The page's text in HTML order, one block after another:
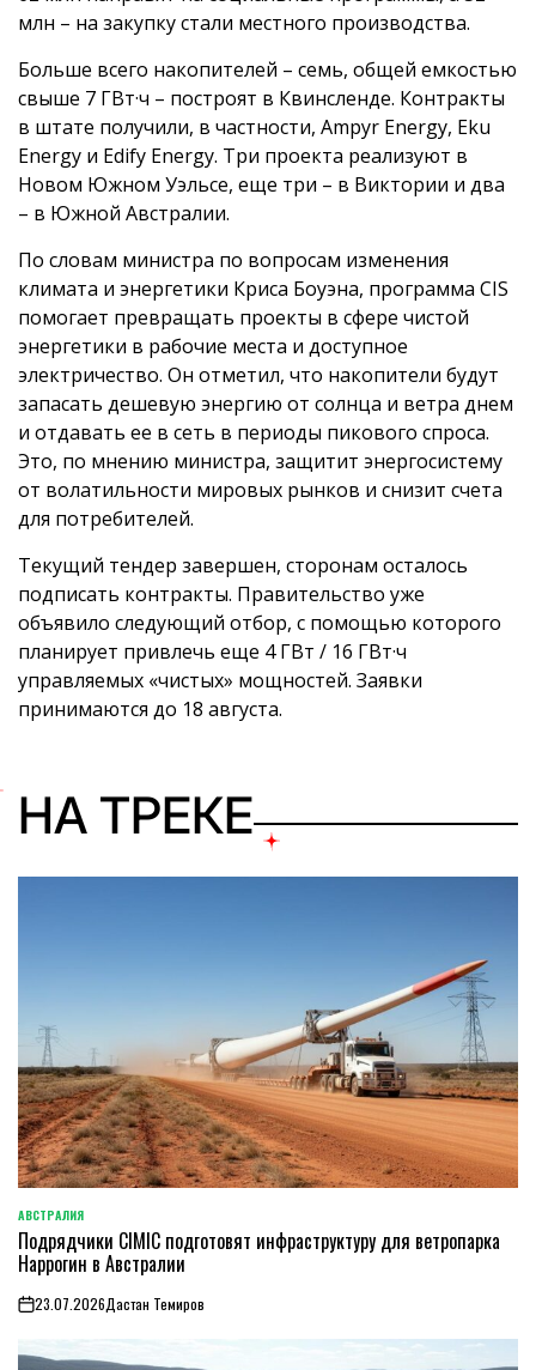
млн – на закупку стали местного производства.
Больше всего накопителей – семь, общей емкостью
свыше 7 ГВт·ч – построят в Квинсленде. Контракты
в штате получили, в частности, Ampyr Energy, Eku
Energy и Edify Energy. Три проекта реализуют в
Новом Южном Уэльсе, еще три – в Виктории и два
– в Южной Австралии.
По словам министра по вопросам изменения
климата и энергетики Криса Боуэна, программа CIS
помогает превращать проекты в сфере чистой
энергетики в рабочие места и доступное
электричество. Он отметил, что накопители будут
запасать дешевую энергию от солнца и ветра днем
и отдавать ее в сеть в периоды пикового спроса.
Это, по мнению министра, защитит энергосистему
от волатильности мировых рынков и снизит счета
для потребителей.
Текущий тендер завершен, сторонам осталось
подписать контракты. Правительство уже
объявило следующий отбор, с помощью которого
планирует привлечь еще 4 ГВт / 16 ГВт·ч
управляемых «чистых» мощностей. Заявки
принимаются до 18 августа.
НА ТРЕКЕ
ОПУБЛИКОВАНО
В
АВСТРАЛИЯ
Подрядчики CIMIC подготовят инфраструктуру для ветропарка
Наррогин в Австралии
on23.07.2026Дастан Темиров